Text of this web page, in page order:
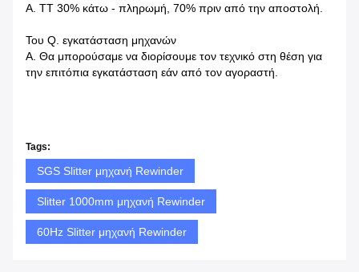
Α. TT 30% κάτω - πληρωμή, 70% πριν από την αποστολή.
Του Q. εγκατάσταση μηχανών
Α. Θα μπορούσαμε να διορίσουμε τον τεχνικό στη θέση για
την επιτόπια εγκατάσταση εάν από τον αγοραστή.
Tags:
SGS Slitter μηχανή Rewinder
Slitter 1000mm μηχανή Rewinder
60Hz Slitter μηχανή Rewinder